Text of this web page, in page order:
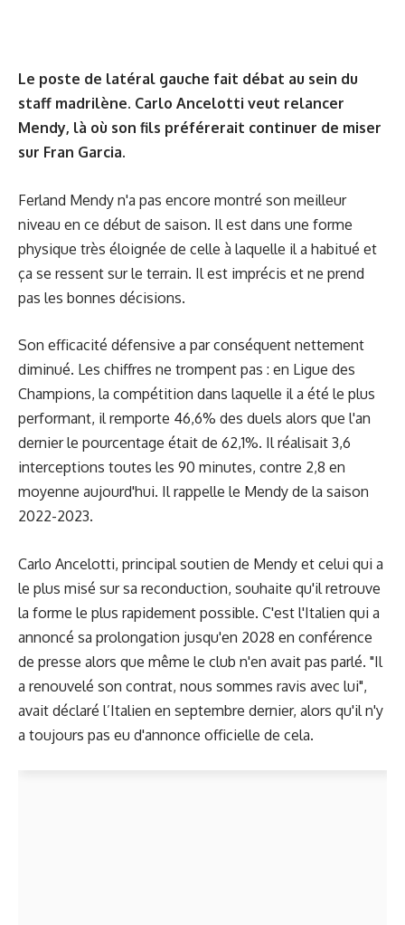
Le poste de latéral gauche fait débat au sein du
staff madrilène. Carlo Ancelotti veut relancer
Mendy, là où son fils préférerait continuer de miser
sur Fran Garcia.
Ferland Mendy n'a pas encore montré son meilleur
niveau en ce début de saison. Il est dans une forme
physique très éloignée de celle à laquelle il a habitué et
ça se ressent sur le terrain. Il est imprécis et ne prend
pas les bonnes décisions.
Son efficacité défensive a par conséquent nettement
diminué. Les chiffres ne trompent pas : en Ligue des
Champions, la compétition dans laquelle il a été le plus
performant, il remporte 46,6% des duels alors que l'an
dernier le pourcentage était de 62,1%. Il réalisait 3,6
interceptions toutes les 90 minutes, contre 2,8 en
moyenne aujourd'hui. Il rappelle le Mendy de la saison
2022-2023.
Carlo Ancelotti, principal soutien de Mendy et celui qui a
le plus misé sur sa reconduction, souhaite qu'il retrouve
la forme le plus rapidement possible. C'est l'Italien qui a
annoncé sa prolongation jusqu'en 2028 en conférence
de presse alors que même le club n'en avait pas parlé. "Il
a renouvelé son contrat, nous sommes ravis avec lui",
avait déclaré l’Italien en septembre dernier, alors qu'il n'y
a toujours pas eu d'annonce officielle de cela.